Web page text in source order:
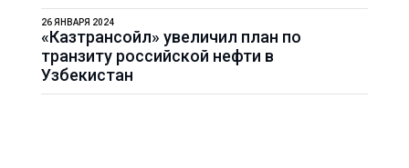
«Казтрансойл» увеличил план по
транзиту российской нефти в
Узбекистан
26 ЯНВАРЯ 2024